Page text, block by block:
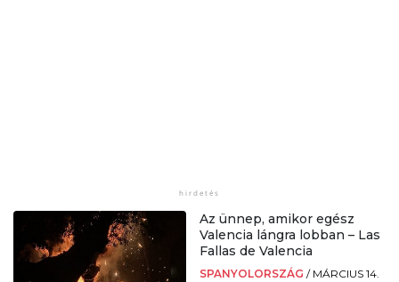
Az ünnep, amikor egész
Valencia lángra lobban – Las
Fallas de Valencia
SPANYOLORSZÁG / MÁRCIUS 14.